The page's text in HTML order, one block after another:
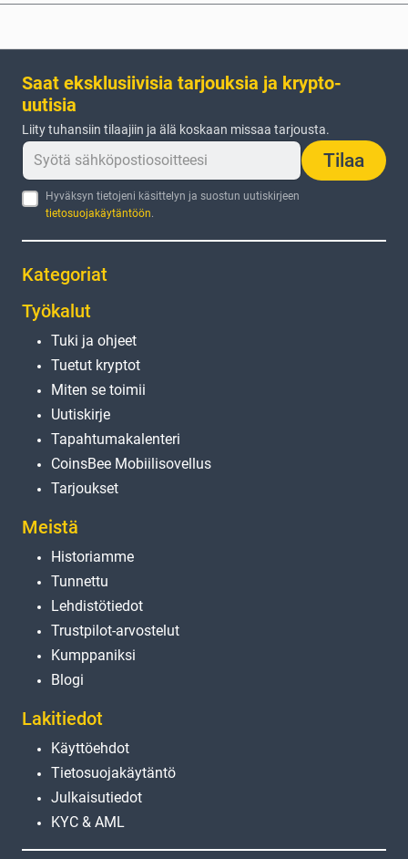
Saat eksklusiivisia tarjouksia ja krypto-
uutisia
Liity tuhansiin tilaajiin ja älä koskaan missaa tarjousta.
Tilaa
Hyväksyn tietojeni käsittelyn ja suostun uutiskirjeen
tietosuojakäytäntöön.
Kategoriat
Työkalut
Tuki ja ohjeet
Tuetut kryptot
Miten se toimii
Uutiskirje
Tapahtumakalenteri
CoinsBee Mobiilisovellus
Tarjoukset
Meistä
Historiamme
Tunnettu
Lehdistötiedot
Trustpilot-arvostelut
Kumppaniksi
Blogi
Lakitiedot
Käyttöehdot
Tietosuojakäytäntö
Julkaisutiedot
KYC & AML